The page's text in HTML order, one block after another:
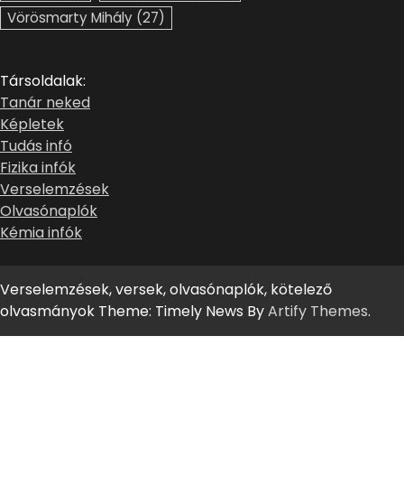
Vörösmarty Mihály (27)
Társoldalak:
Tanár neked
Képletek
Tudás infó
Fizika infók
Verselemzések
Olvasónaplók
Kémia infók
Verselemzések, versek, olvasónaplók, kötelező
olvasmányok Theme: Timely News ByArtify Themes.